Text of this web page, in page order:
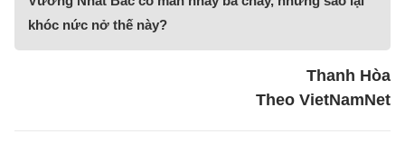
khóc nức nở thế này?
Thanh Hòa
Theo VietNamNet